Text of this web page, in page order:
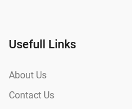
Usefull Links
About Us
Contact Us